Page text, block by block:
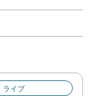
ライブ